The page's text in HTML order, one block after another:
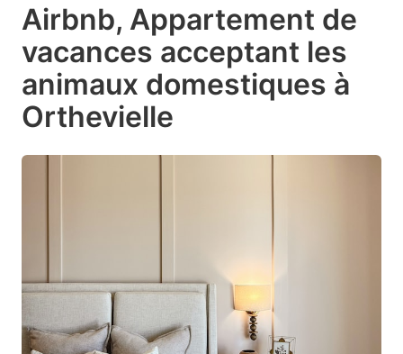
Airbnb, Appartement de
vacances acceptant les
animaux domestiques à
Orthevielle